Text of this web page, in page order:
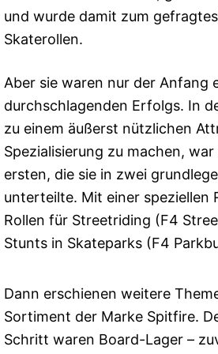
und wurde damit zum
Skaterollen.
Aber sie waren nur der Anfang
durchschlagenden Erfolgs. In
zu einem äußerst nützlichen
Spezialisierung zu machen,
ersten, die sie in zwei
unterteilte. Mit einer speziellen
Rollen für Streetriding (F4
Stunts in Skateparks (F4
Dann erschienen weitere
Sortiment der Marke Spitfire.
Schritt waren Board-Lager –